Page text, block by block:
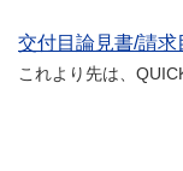
交付目論見書/請求
これより先は、